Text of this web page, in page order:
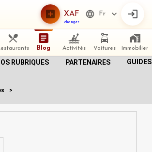
XAF
changer
Fr
Blog Activités Voitures Immobilier
RUBRIQUES PARTENAIRES GUIDES
>